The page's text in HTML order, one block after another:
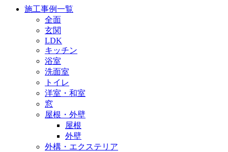
施工事例一覧
全面
玄関
LDK
キッチン
浴室
洗面室
トイレ
洋室・和室
窓
屋根・外壁
屋根
外壁
外構・エクステリア